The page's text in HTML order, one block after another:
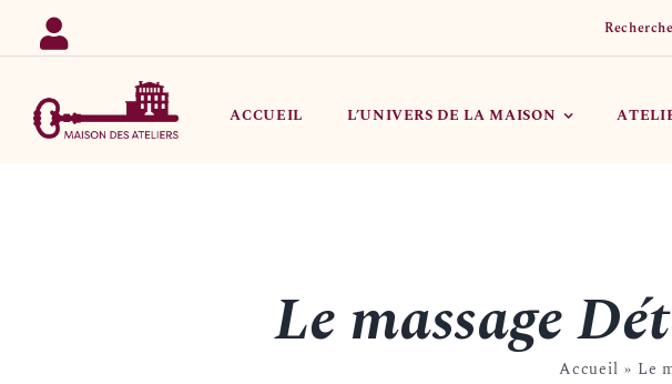
Passer
contenu
Recherche
ACCUEIL L’UNIVERS DE LA MAISON
Le massage
Accueil » Le